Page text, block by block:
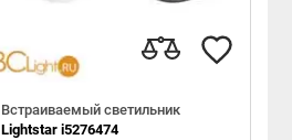
Встраиваемый светильник
Lightstar i5276474